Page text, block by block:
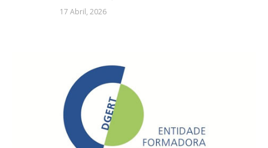
17 Abril, 2026